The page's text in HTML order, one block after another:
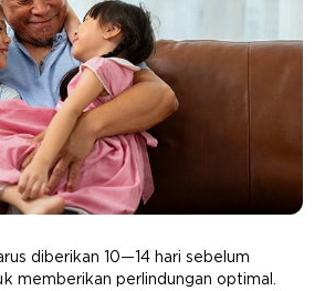
diberikan 10—14 hari sebelum
memberikan perlindungan optimal.